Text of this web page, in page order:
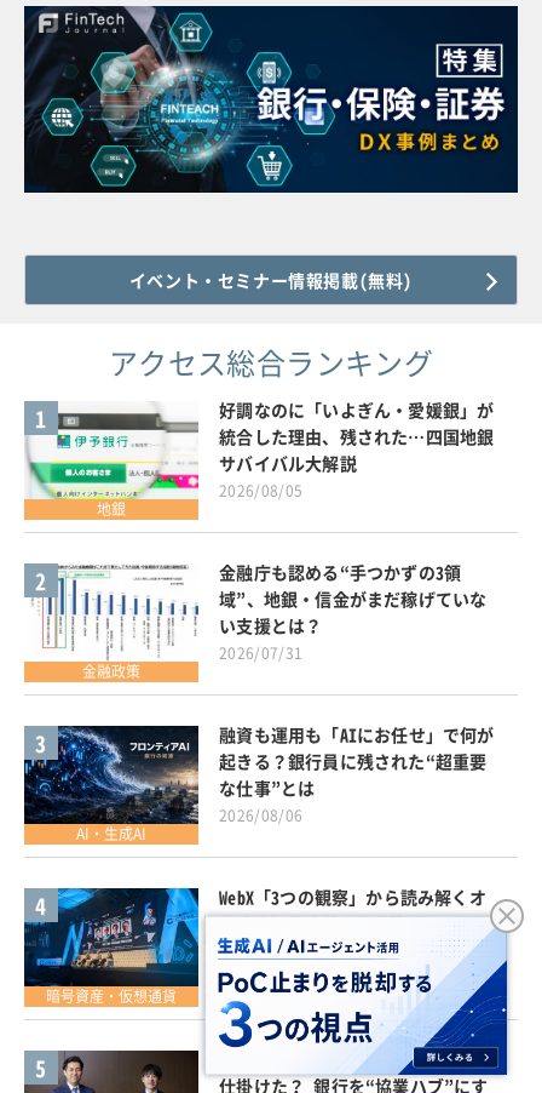
イベント・セミナー情報掲載(無料)
アクセス総合ランキング
1
地銀
好調なのに「いよぎん・愛媛銀」が
統合した理由、残された…四国地銀
サバイバル大解説
2026/08/05
2
金融政策
金融庁も認める“手つかずの3領
域”、地銀・信金がまだ稼げていな
い支援とは？
2026/07/31
3
AI・生成AI
融資も運用も「AIにお任せ」で何が
起きる？銀行員に残された“超重要
な仕事”とは
2026/08/06
4
暗号資産・仮想通貨
WebX「3つの観察」から読み解くオ
ンチェーン金融、日本企業を縛
る“同調圧力”の正体
2026/08/03
5
なぜ全銀協は「リバースピッチ」を
仕掛けた？ 銀行を“協業ハブ”にす